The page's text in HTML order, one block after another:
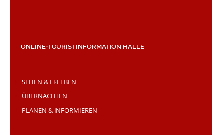
ONLINE-TOURISTINFORMATION HALLE
SEHEN & ERLEBEN
ÜBERNACHTEN
PLANEN & INFORMIEREN